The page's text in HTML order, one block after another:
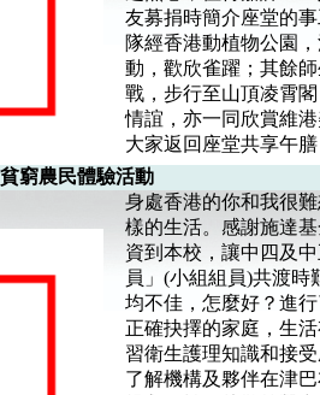
友募捐時簡介座堂的
隊經香港動植物公園
動，歡欣雀躍；其餘
戰，步行至山頂凌霄
情誼，亦一同欣賞維
大家返回座堂共享午
窮農民體驗活動
身處香港的你和我很
樣的生活。感謝施達
資到本校，讓中四及
員」(小組組員)共渡
均不佳，怎麼好？進
正確抉擇的家庭，生
習衛生護理知識和接
了解機構及夥伴在津